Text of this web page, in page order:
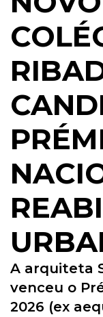
A arquiteta
venceu o
2026 (ex